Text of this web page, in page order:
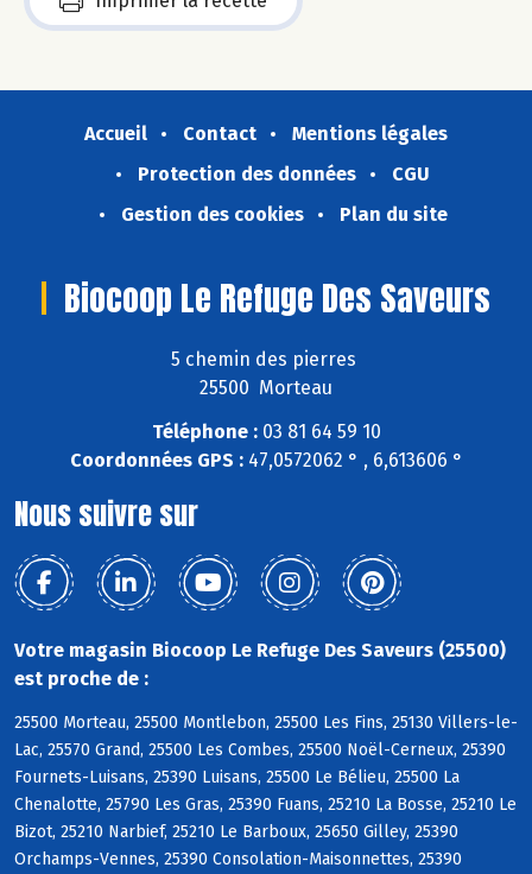
Accueil Contact
Mentions légales
Protection des données
CGU
Gestion des cookies
Plan du site
Biocoop Le Refuge Des Saveurs
5 chemin des pierres
25500 Morteau
Téléphone :03 81 64 59 10
Coordonnées GPS :47,0572062 ° , 6,613606 °
Nous suivre sur
Votre magasin Biocoop Le Refuge Des Saveurs (25500)
est proche de :
25500 Morteau, 25500 Montlebon, 25500 Les Fins, 25130 Villers-le-
Lac, 25570 Grand, 25500 Les Combes, 25500 Noël-Cerneux, 25390
Fournets-Luisans, 25390 Luisans, 25500 Le Bélieu, 25500 La
Chenalotte, 25790 Les Gras, 25390 Fuans, 25210 La Bosse, 25210 Le
Bizot, 25210 Narbief, 25210 Le Barboux, 25650 Gilley, 25390
Orchamps-Vennes, 25390 Consolation-Maisonnettes, 25390